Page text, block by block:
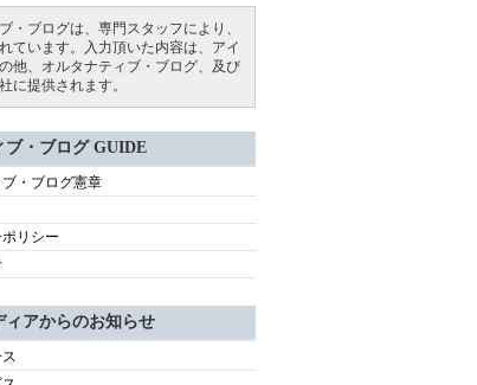
・ブログは、専門スタッフにより、
ています。入力頂いた内容は、アイ
他、オルタナティブ・ブログ、及び
に提供されます。
ブ・ブログ GUIDE
・ブログ憲章
リシー
ィアからのお知らせ